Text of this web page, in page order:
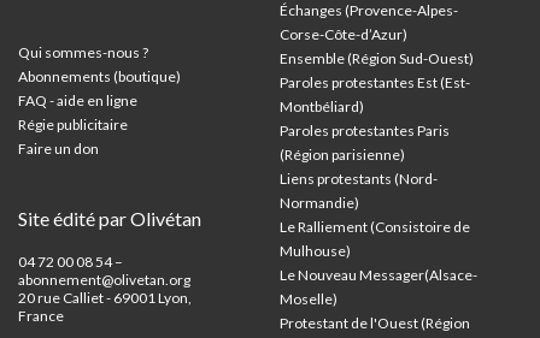
Qui sommes-nous ?
Abonnements (boutique)
FAQ - aide en ligne
Régie publicitaire
Faire un don
Site édité par Olivétan
04 72 00 08 54 –
abonnement@olivetan.org
20 rue Calliet - 69001 Lyon,
France
Échanges (Provence-Alpes-
Corse-Côte-d’Azur)
Ensemble (Région Sud-Ouest)
Paroles protestantes Est (Est-
Montbéliard)
Paroles protestantes Paris
(Région parisienne)
Liens protestants (Nord-
Normandie)
Le Ralliement (Consistoire de
Mulhouse)
Le Nouveau Messager(Alsace-
Moselle)
Protestant de l'Ouest (Région